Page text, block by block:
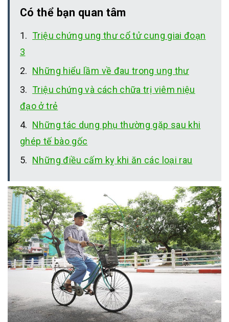
Có thể bạn quan tâm
Triệu chứng ung thư cổ tử cung giai đoạn
3
Những hiểu lầm về đau trong ung thư
Triệu chứng và cách chữa trị viêm niệu
đạo ở trẻ
Những tác dụng phụ thường gặp sau khi
ghép tế bào gốc
Những điều cấm kỵ khi ăn các loại rau